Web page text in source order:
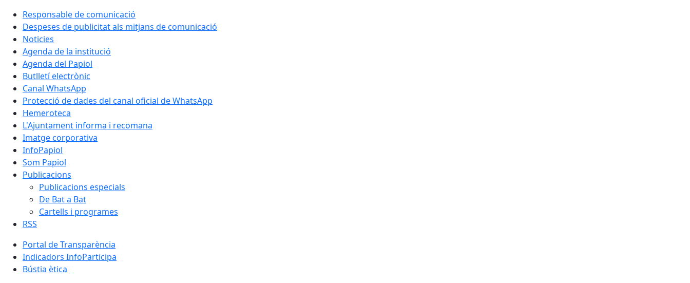
Responsable de comunicació
Despeses de publicitat als mitjans de comunicació
Noticies
Agenda de la institució
Agenda del Papiol
Butlletí electrònic
Canal WhatsApp
Protecció de dades del canal oficial de WhatsApp
Hemeroteca
L'Ajuntament informa i recomana
Imatge corporativa
InfoPapiol
Som Papiol
Publicacions
Publicacions especials
De Bat a Bat
Cartells i programes
RSS
Portal de Transparència
Indicadors InfoParticipa
Bústia ètica